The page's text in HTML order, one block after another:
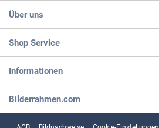
Über uns
Shop Service
Informationen
Bilderrahmen.com